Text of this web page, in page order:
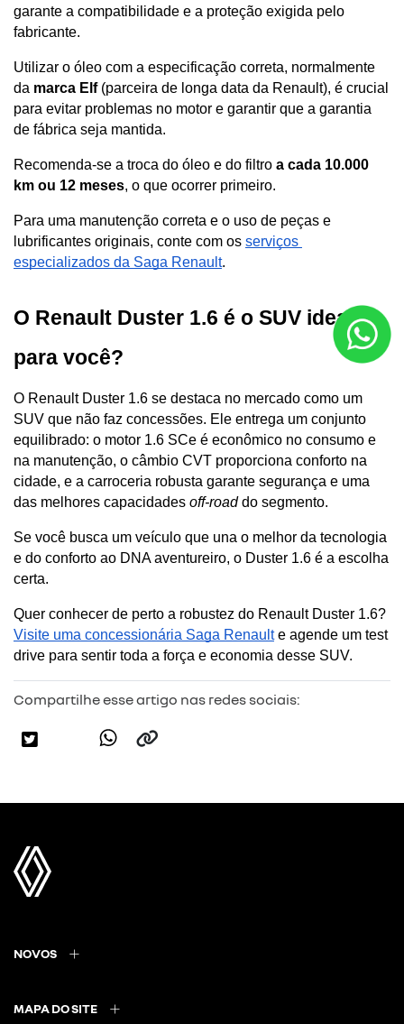
garante a compatibilidade e a proteção exigida pelo
fabricante.
Utilizar o óleo com a especificação correta, normalmente
da marca Elf (parceira de longa data da Renault), é crucial
para evitar problemas no motor e garantir que a garantia
de fábrica seja mantida.
Recomenda-se a troca do óleo e do filtro a cada 10.000
km ou 12 meses, o que ocorrer primeiro.
Para uma manutenção correta e o uso de peças e
lubrificantes originais, conte com os serviços
especializados da Saga Renault.
O Renault Duster 1.6 é o SUV ideal
para você?
O Renault Duster 1.6 se destaca no mercado como um
SUV que não faz concessões. Ele entrega um conjunto
equilibrado: o motor 1.6 SCe é econômico no consumo e
na manutenção, o câmbio CVT proporciona conforto na
cidade, e a carroceria robusta garante segurança e uma
das melhores capacidades off-road do segmento.
Se você busca um veículo que una o melhor da tecnologia
e do conforto ao DNA aventureiro, o Duster 1.6 é a escolha
certa.
Visite uma concessionária Saga Renault e agende um test
drive para sentir toda a força e economia desse SUV.
Compartilhe esse artigo nas redes sociais:
NOVOS
MAPA DO SITE